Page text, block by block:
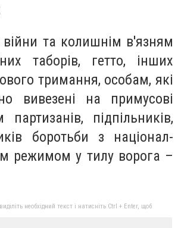
та колишнім в'язням
таборів, гетто, інших
тримання, особам, які
вивезені на примусові
партизанів, підпільників,
боротьби з націонал-
режимом у тилу ворога –
необхідний текст і натисніть Ctrl + Enter, щоб